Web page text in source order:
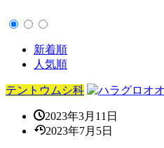
新着順
人気順
テントウムシ科
2023年3月11日
2023年7月5日